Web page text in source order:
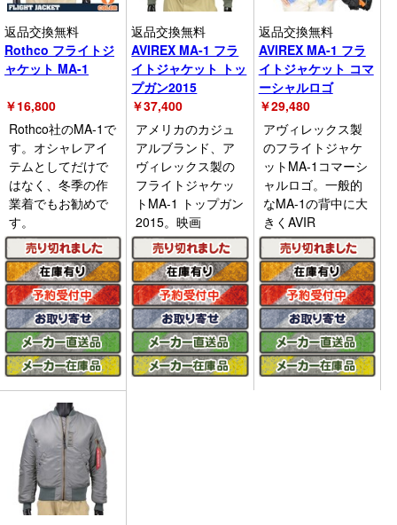
返品交換無料
Rothco フライトジ
ャケット MA-1
￥16,800
Rothco社のMA-1で
す。オシャレアイ
テムとしてだけで
はなく、冬季の作
業着でもお勧めで
す。
返品交換無料
AVIREX MA-1 フラ
イトジャケット トッ
プガン2015
￥37,400
アメリカのカジュ
アルブランド、ア
ヴィレックス製の
フライトジャケッ
トMA-1 トップガン
2015。映画
返品交換無料
AVIREX MA-1 フラ
イトジャケット コマ
ーシャルロゴ
￥29,480
アヴィレックス製
のフライトジャケ
ットMA-1コマーシ
ャルロゴ。一般的
なMA-1の背中に大
きくAVIR